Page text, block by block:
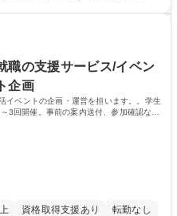
～300名の内定承諾を裏から支
募集職種 【採用ア
務改善/選考プロセス効率化を先導
務だけでなく他部門と連携しなが
な経験が身につき市場価値を上げ
学生に特化したサービスを展開し
ノ"と第一想起される存在です。
資格：
職の支援サービス/イベン
企画
イベントの企画・運営を担います。。学生
3回開催。事前の案内送付、参加確認など
資格取得支援あり
転勤なし